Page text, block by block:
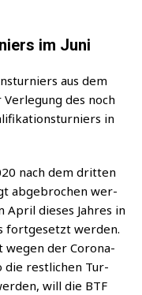
im Juni
aus dem
des noch
in
nach dem drit­ten
abge­bro­chen wer­
April die­ses Jah­res in
fort­ge­setzt wer­den.
wegen der Coro­na­
die rest­li­chen Tur­
will die BTF